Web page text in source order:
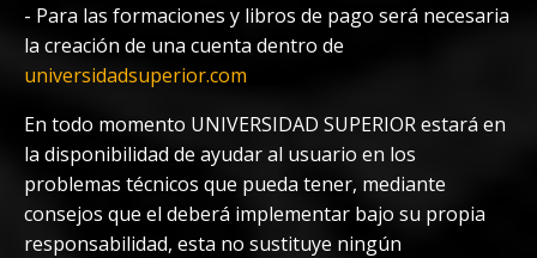
- Para las formaciones y libros de pago será necesaria
la creación de una cuenta dentro de
universidadsuperior.com
En todo momento UNIVERSIDAD SUPERIOR estará en
la disponibilidad de ayudar al usuario en los
problemas técnicos que pueda tener, mediante
consejos que el deberá implementar bajo su propia
responsabilidad, esta no sustituye ningún